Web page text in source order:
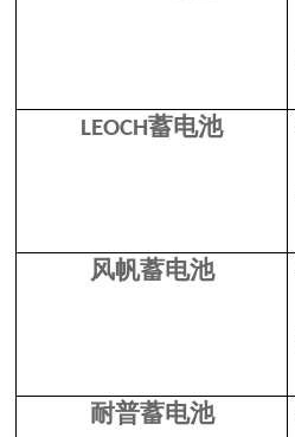
LEOCH蓄电池
风帆蓄电池
耐普蓄电池